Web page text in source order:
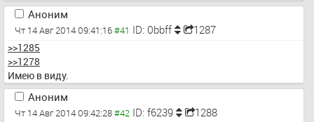
Аноним
Чт 14 Авг 2014 09:41:16 ID: 0bbff 1287
>>1285
>>1278
Имею в виду.
Аноним
Чт 14 Авг 2014 09:42:28 ID: f6239 1288